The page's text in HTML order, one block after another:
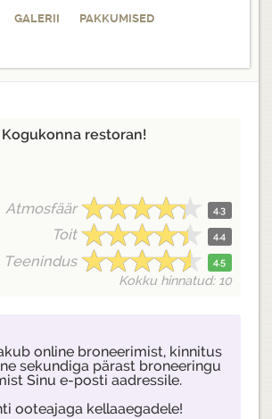
GALERII PAKKUMISED
Kogukonna restoran!
Atmosfäär 4.3
Toit 4.4
Teenindus 4.5
Kokku hinnatud: 10
online broneerimist, kinnitus
sekundiga pärast broneeringu
Sinu e-posti aadressile.
ooteajaga kellaaegadele!